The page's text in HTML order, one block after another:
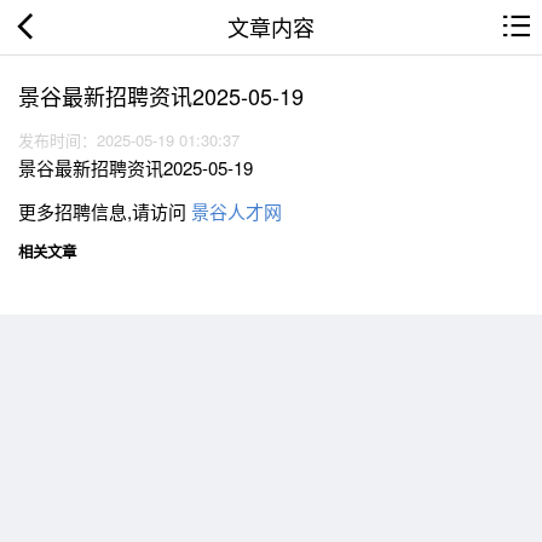
文章内容
景谷最新招聘资讯2025-05-19
发布时间：2025-05-19 01:30:37
景谷最新招聘资讯2025-05-19
更多招聘信息,请访问 景谷人才网
相关文章